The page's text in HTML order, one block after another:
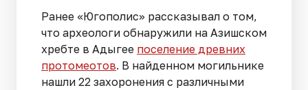
Ранее «Югополис» рассказывал о том,
что археологи обнаружили на Азишском
хребте в Адыгее поселение древних
протомеотов. В найденном могильнике
нашли 22 захоронения с различными